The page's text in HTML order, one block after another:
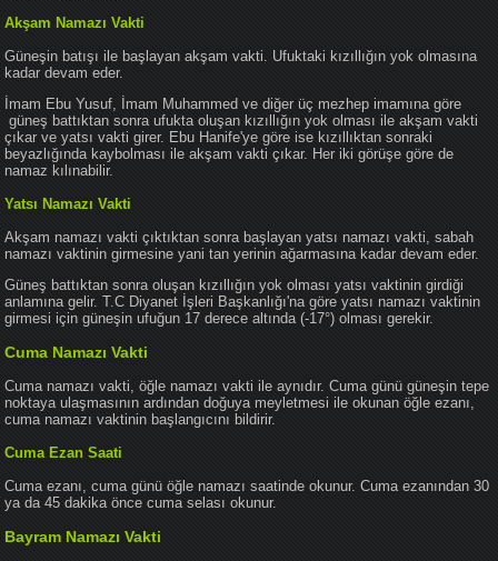
Akşam Namazı Vakti
Güneşin batışı ile başlayan akşam vakti. Ufuktaki kızıllığın yok olmasına
kadar devam eder.
İmam Ebu Yusuf, İmam Muhammed ve diğer üç mezhep imamına göre
güneş battıktan sonra ufukta oluşan kızıllığın yok olması ile akşam vakti
çıkar ve yatsı vakti girer. Ebu Hanife'ye göre ise kızıllıktan sonraki
beyazlığında kaybolması ile akşam vakti çıkar. Her iki görüşe göre de
namaz kılınabilir.
Yatsı Namazı Vakti
Akşam namazı vakti çıktıktan sonra başlayan yatsı namazı vakti, sabah
namazı vaktinin girmesine yani tan yerinin ağarmasına kadar devam eder.
Güneş battıktan sonra oluşan kızıllığın yok olması yatsı vaktinin girdiği
anlamına gelir. T.C Diyanet İşleri Başkanlığı'na göre yatsı namazı vaktinin
girmesi için güneşin ufuğun 17 derece altında (-17°) olması gerekir.
Cuma Namazı Vakti
Cuma namazı vakti, öğle namazı vakti ile aynıdır. Cuma günü güneşin tepe
noktaya ulaşmasının ardından doğuya meyletmesi ile okunan öğle ezanı,
cuma namazı vaktinin başlangıcını bildirir.
Cuma Ezan Saati
Cuma ezanı, cuma günü öğle namazı saatinde okunur. Cuma ezanından 30
ya da 45 dakika önce cuma selası okunur.
Bayram Namazı Vakti